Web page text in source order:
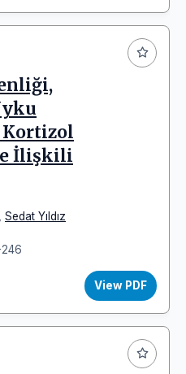
Kortizol
İlişkili
Sedat Yıldız
View PDF